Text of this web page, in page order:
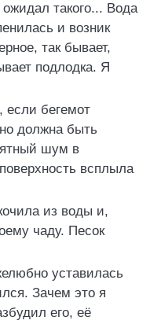
такого... Вода
и возник
так бывает,
подлодка. Я
если бегемот
должна быть
шум в
всплыла
из воды и,
чаду. Песок
уставилась
Зачем это я
его, её